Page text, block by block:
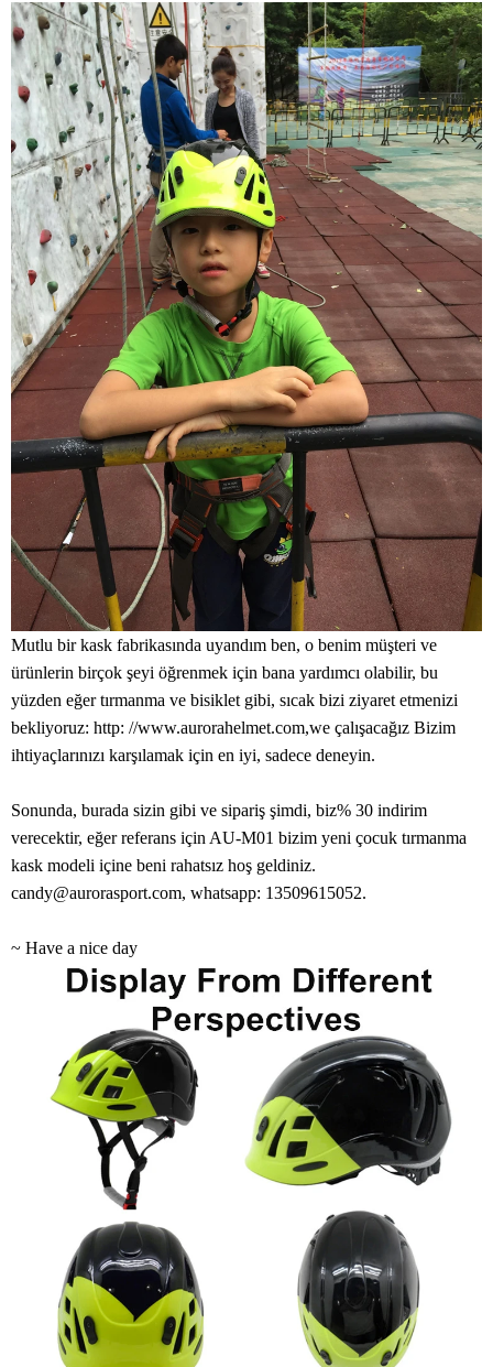
Mutlu bir kask fabrikasında uyandım ben, o benim müşteri ve
ürünlerin birçok şeyi öğrenmek için bana yardımcı olabilir, bu
yüzden eğer tırmanma ve bisiklet gibi, sıcak bizi ziyaret etmenizi
bekliyoruz: http: //www.aurorahelmet.com,we çalışacağız Bizim
ihtiyaçlarınızı karşılamak için en iyi, sadece deneyin.
Sonunda, burada sizin gibi ve sipariş şimdi, biz% 30 indirim
verecektir, eğer referans için AU-M01 bizim yeni çocuk tırmanma
kask modeli içine beni rahatsız hoş geldiniz.
candy@aurorasport.com, whatsapp: 13509615052.
~ Have a nice day